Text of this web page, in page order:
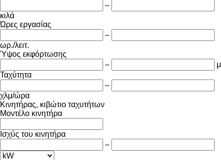
–
κιλά
Ώρες εργασίας
–
ωρ./λειτ.
Ύψος εκφόρτωσης
–
μ
Ταχύτητα
–
χλμ/ώρα
Κινητήρας, κιβώτιο ταχυτήτων
Μοντέλο κινητήρα
Ισχύς του κινητήρα
–